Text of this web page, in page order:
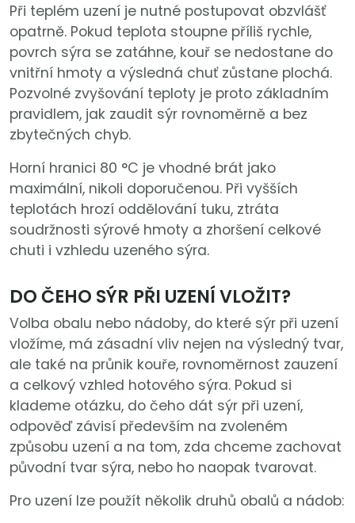
Při teplém uzení je nutné postupovat obzvlášť
opatrně. Pokud teplota stoupne příliš rychle,
povrch sýra se zatáhne, kouř se nedostane do
vnitřní hmoty a výsledná chuť zůstane plochá.
Pozvolné zvyšování teploty je proto základním
pravidlem, jak zaudit sýr rovnoměrně a bez
zbytečných chyb.
Horní hranici 80 °C je vhodné brát jako
maximální, nikoli doporučenou. Při vyšších
teplotách hrozí oddělování tuku, ztráta
soudržnosti sýrové hmoty a zhoršení celkové
chuti i vzhledu uzeného sýra.
DO ČEHO SÝR PŘI UZENÍ VLOŽIT?
Volba obalu nebo nádoby, do které sýr při uzení
vložíme, má zásadní vliv nejen na výsledný tvar,
ale také na průnik kouře, rovnoměrnost zauzení
a celkový vzhled hotového sýra. Pokud si
klademe otázku, do čeho dát sýr při uzení,
odpověď závisí především na zvoleném
způsobu uzení a na tom, zda chceme zachovat
původní tvar sýra, nebo ho naopak tvarovat.
Pro uzení lze použít několik druhů obalů a nádob: